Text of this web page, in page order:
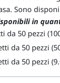
Sono
in
da 50 pezzi
da 50 pezzi
da 50 pezzi